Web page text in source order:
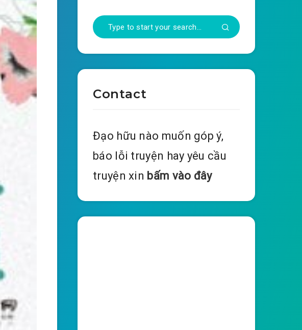
Contact
Đạo hữu nào muốn góp ý,
báo lỗi truyện hay yêu cầu
truyện xin bấm vào đây